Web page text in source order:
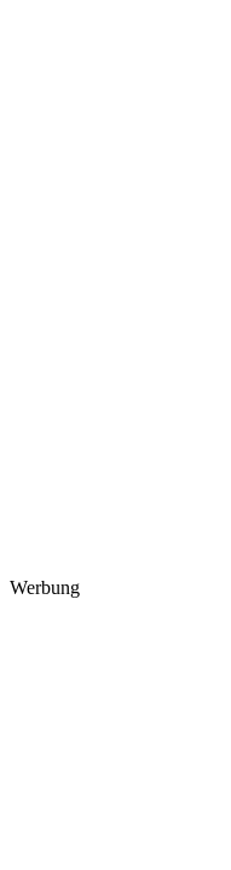
Werbung